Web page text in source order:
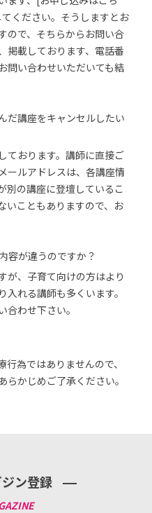
ください。そうしますとお
ので、そちらからお問い合
掲載しております、電話番
問い合わせいただいても結
だ講座をキャンセルしたい
ております。講師に直接ご
ールアドレスは、各講座情
別の講座に登壇しているこ
いこともありますので、お
容が違うのですか？
が、子育て向けの方はより
れる講師も多くいます。
わせ下さい。
為ではありませんので、
かじめご了承ください。
ン登録